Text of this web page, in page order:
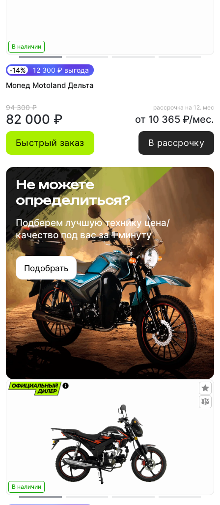
В наличии
-14% 12 300 ₽ выгода
Мопед Motoland Дельта
94 300 ₽
82 000 ₽
рассрочка на 12. мес
от 10 365 ₽/мес.
Быстрый заказ В рассрочку
Не можете
определиться?
Подберем лучшую технику цена/
качество под вас за 1 минуту
Подобрать
В наличии